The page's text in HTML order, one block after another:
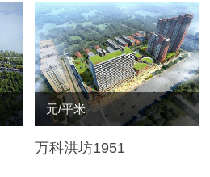
元/平米
万科洪坊1951